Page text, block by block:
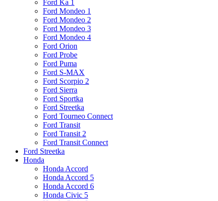
Ford Ka 1
Ford Mondeo 1
Ford Mondeo 2
Ford Mondeo 3
Ford Mondeo 4
Ford Orion
Ford Probe
Ford Puma
Ford S-MAX
Ford Scorpio 2
Ford Sierra
Ford Sportka
Ford Streetka
Ford Tourneo Connect
Ford Transit
Ford Transit 2
Ford Transit Connect
Ford Streetka
Honda
Honda Accord
Honda Accord 5
Honda Accord 6
Honda Civic 5